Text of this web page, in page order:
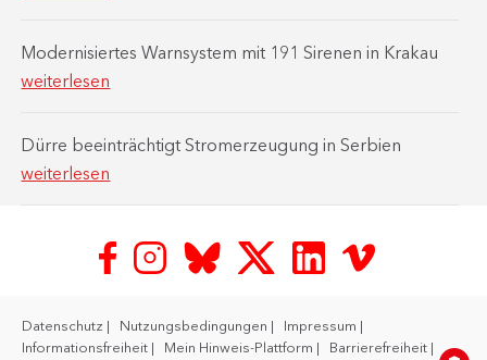
Modernisiertes Warnsystem mit 191 Sirenen in Krakau
weiterlesen
Dürre beeinträchtigt Stromerzeugung in Serbien
weiterlesen
Datenschutz Nutzungsbedingungen
Impressum
Informationsfreiheit
Mein Hinweis-Plattform Barrierefreiheit